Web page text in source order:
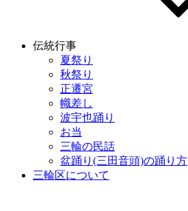
伝統行事
夏祭り
秋祭り
正遷宮
幟差し
波宇也踊り
お当
三輪の民話
盆踊り(三田音頭)の踊り方
三輪区について